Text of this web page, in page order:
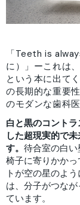
「Teeth is
に）」ーこれは
という本に出て
の長期的な重要
のモダンな歯科
白と黒のコント
した超現実的で
す。 待合室の白
椅子に寄りかか
トが空の星のよ
は、分子がつな
ています。